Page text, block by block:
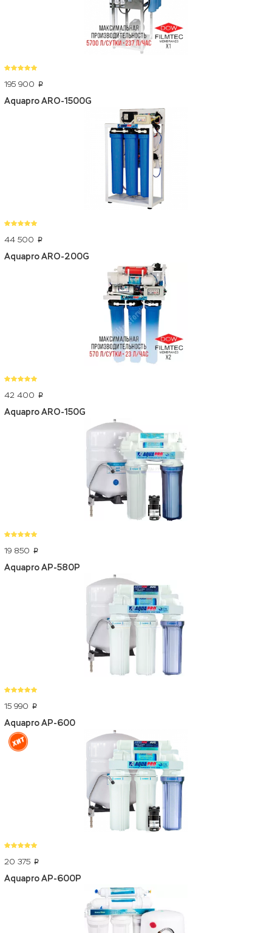
195 900 p
Aquapro ARO-1500G
44 500 p
Aquapro ARO-200G
42 400 p
Aquapro ARO-150G
19 850 p
Aquapro AP-580P
15 990 p
Aquapro AP-600
20 375 p
Aquapro AP-600P